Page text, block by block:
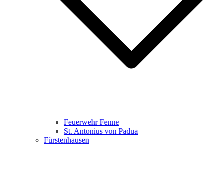
Feuerwehr Fenne
St. Antonius von Padua
Fürstenhausen